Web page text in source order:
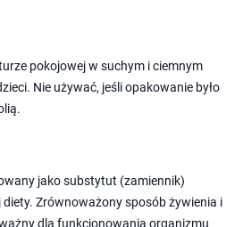
pokojowej w suchym i ciemnym
Nie używać, jeśli opakowanie było
jako substytut (zamiennik)
Zrównoważony sposób żywienia i
dla funkcjonowania organizmu